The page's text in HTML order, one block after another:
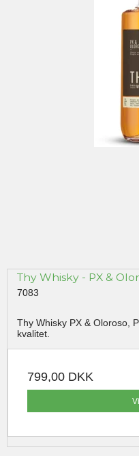
Thy Whisky - PX &
7083
Thy Whisky PX & Oloroso,
kvalitet.
799,00 DKK